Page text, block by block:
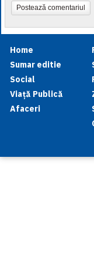
Postează comentariul
Home
Sumar editie
Social
Viață Publică
Afaceri